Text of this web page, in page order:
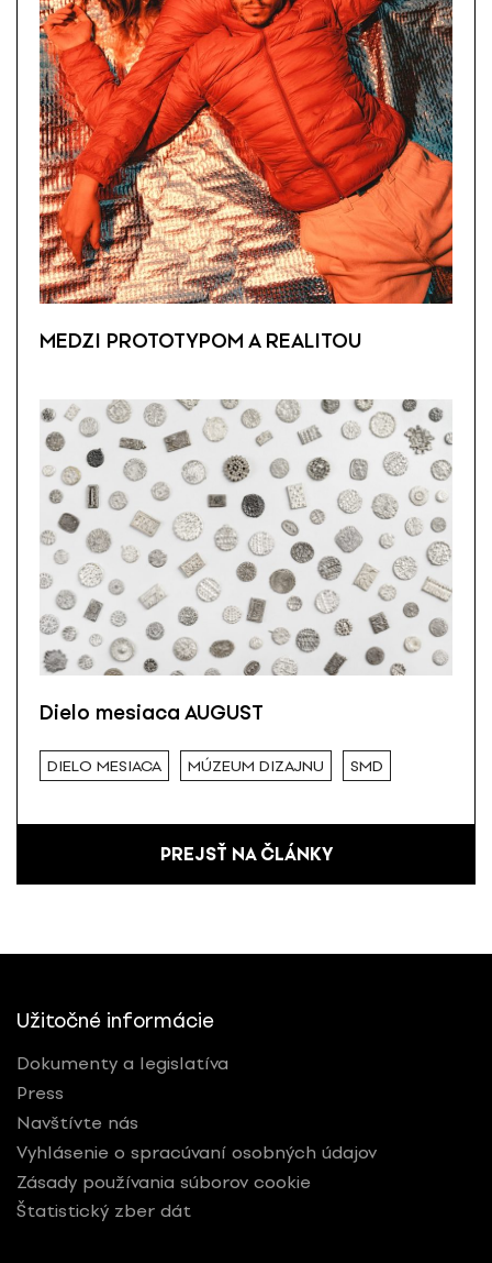
MEDZI PROTOTYPOM A REALITOU
Dielo mesiaca AUGUST
DIELO MESIACA MÚZEUM DIZAJNU SMD
PREJSŤ NA ČLÁNKY
Užitočné informácie
Dokumenty a legislatíva
Press
Navštívte nás
Vyhlásenie o spracúvaní osobných údajov
Zásady používania súborov cookie
Štatistický zber dát